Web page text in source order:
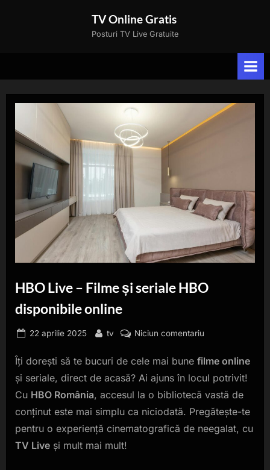
TV Online Gratis
Posturi TV Live Gratuite
HBO Live – Filme și seriale HBO
disponibile online
Posted
22 aprilie 2025 By
tv Niciun comentariula
Live
–
seriale
HBO
Îți dorești să te bucuri de cele mai bune filme online
și seriale, direct de acasă? Ai ajuns în locul potrivit!
Cu HBO România, accesul la o bibliotecă vastă de
conținut este mai simplu ca niciodată. Pregătește-te
pentru o experiență cinematografică de neegalat, cu
TV Live și mult mai mult!